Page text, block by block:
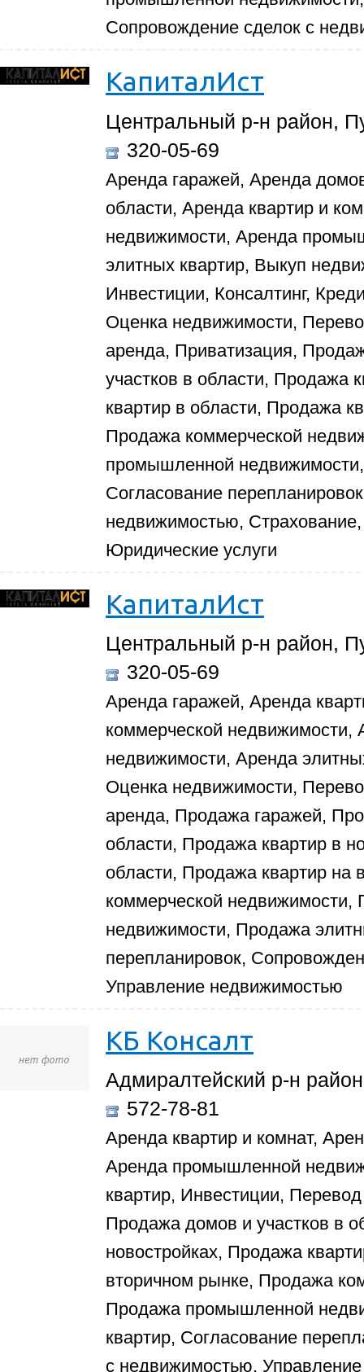
Сопровождение сделок с
КапиталИст
Центральный р-н район,
320-05-69
Аренда гаражей, Аренда
области, Аренда квартир и
недвижимости, Аренда
элитных квартир, Выкуп
Инвестиции, Консалтинг,
Оценка недвижимости,
аренда, Приватизация,
участков в области, Продажа
квартир в области, Продажа
Продажа коммерческой
промышленной
Согласование
недвижимостью,
Юридические услуги
КапиталИст
Центральный р-н район,
320-05-69
Аренда гаражей, Аренда
коммерческой
недвижимости, Аренда
Оценка недвижимости,
аренда, Продажа гаражей,
области, Продажа квартир в
области, Продажа квартир на
коммерческой
недвижимости, Продажа
перепланировок,
Управление недвижимостью
КБ Консалт
Адмиралтейский р-н
572-78-81
Аренда квартир и комнат,
Аренда промышленной
квартир, Инвестиции,
Продажа домов и участков в
новостройках, Продажа
вторичном рынке, Продажа
Продажа промышленной
квартир, Согласование
с недвижимостью,